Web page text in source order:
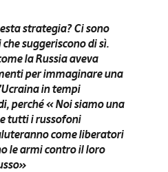
strategia? Ci sono
suggeriscono di sì.
la Russia aveva
per immaginare una
in tempi
perché « Noi siamo una
tutti i russofoni
come liberatori
le armi contro il loro